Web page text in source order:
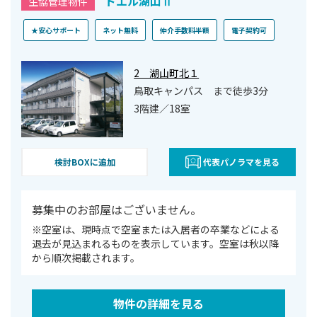
★安心サポート ネット無料 仲介手数料半額 電子契約可
2 湖山町北１
鳥取キャンパス まで徒歩3分
3階建／18室
検討BOXに追加 代表パノラマを見る
募集中のお部屋はございません。
※空室は、現時点で空室または⼊居者の卒業などによる
退去が⾒込まれるものを表⽰しています。空室は秋以降
から順次掲載されます。
物件の詳細を見る